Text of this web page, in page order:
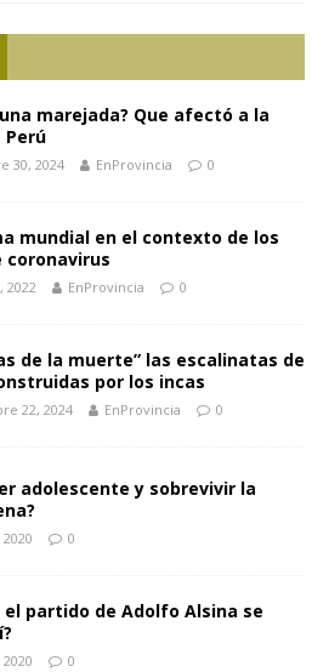
marejada? Que afectó a la
Perú
30, 2024 EnProvincia 0
mundial en el contexto de los
coronavirus
2022 EnProvincia 0
de la muerte” las escalinatas de
por los incas
22, 2024 EnProvincia 0
adolescente y sobrevivir la
0
el partido de Adolfo Alsina se
0